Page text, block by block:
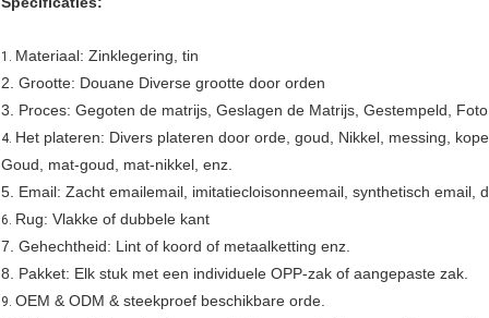
1. Materiaal: Zinklegering, tin
2. Grootte: Douane Diverse grootte door orden
3. Proces: Gegoten de matrijs, Geslagen de Matrijs, Gestempeld,
4. Het plateren: Divers plateren door orde, goud, Nikkel, messing,
Goud, mat-goud, mat-nikkel, enz.
5. Email: Zacht emailemail, imitatiecloisonneemail, synthetisch email,
6. Rug: Vlakke of dubbele kant
7. Gehechtheid: Lint of koord of metaalketting enz.
8. Pakket: Elk stuk met een individuele OPP-zak of aangepaste zak.
9. OEM & ODM & steekproef beschikbare orde.